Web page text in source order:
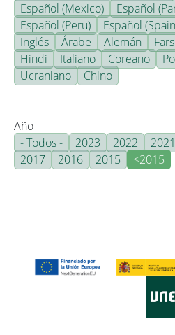
Español (Mexico)
Español
Español (Peru)
Español
Inglés
Árabe Alemán
Hindi
Italiano Coreano
Ucraniano
Chino
Año
- Todos -
2023 2022 2021
2017
2016 2015 <2015